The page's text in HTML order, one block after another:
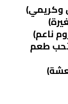
وكريمي)
ناعم)
طعم